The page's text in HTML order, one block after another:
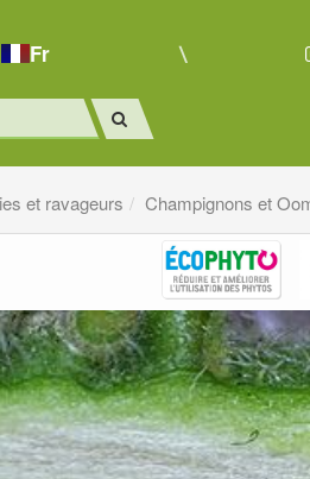
Fr
et ravageurs Champignons et